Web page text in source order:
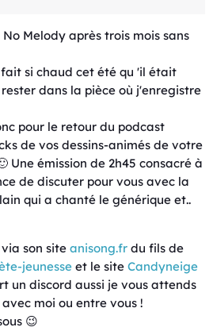
Melody après trois mois sans
si chaud cet été qu 'il était
dans la pièce où j'enregistre
pour le retour du podcast
de vos dessins-animés de votre
Une émission de 2h45 consacré à
de discuter pour vous avec la
qui a chanté le générique et..
son site anisong.fr du fils de
jeunesse et le site Candyneige
un discord aussi je vous attends
moi ou entre vous !
😉